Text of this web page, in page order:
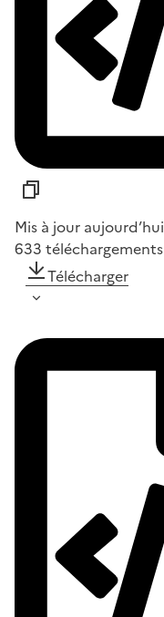
Mis à jour aujourd’hui
633 téléchargements
Télécharger